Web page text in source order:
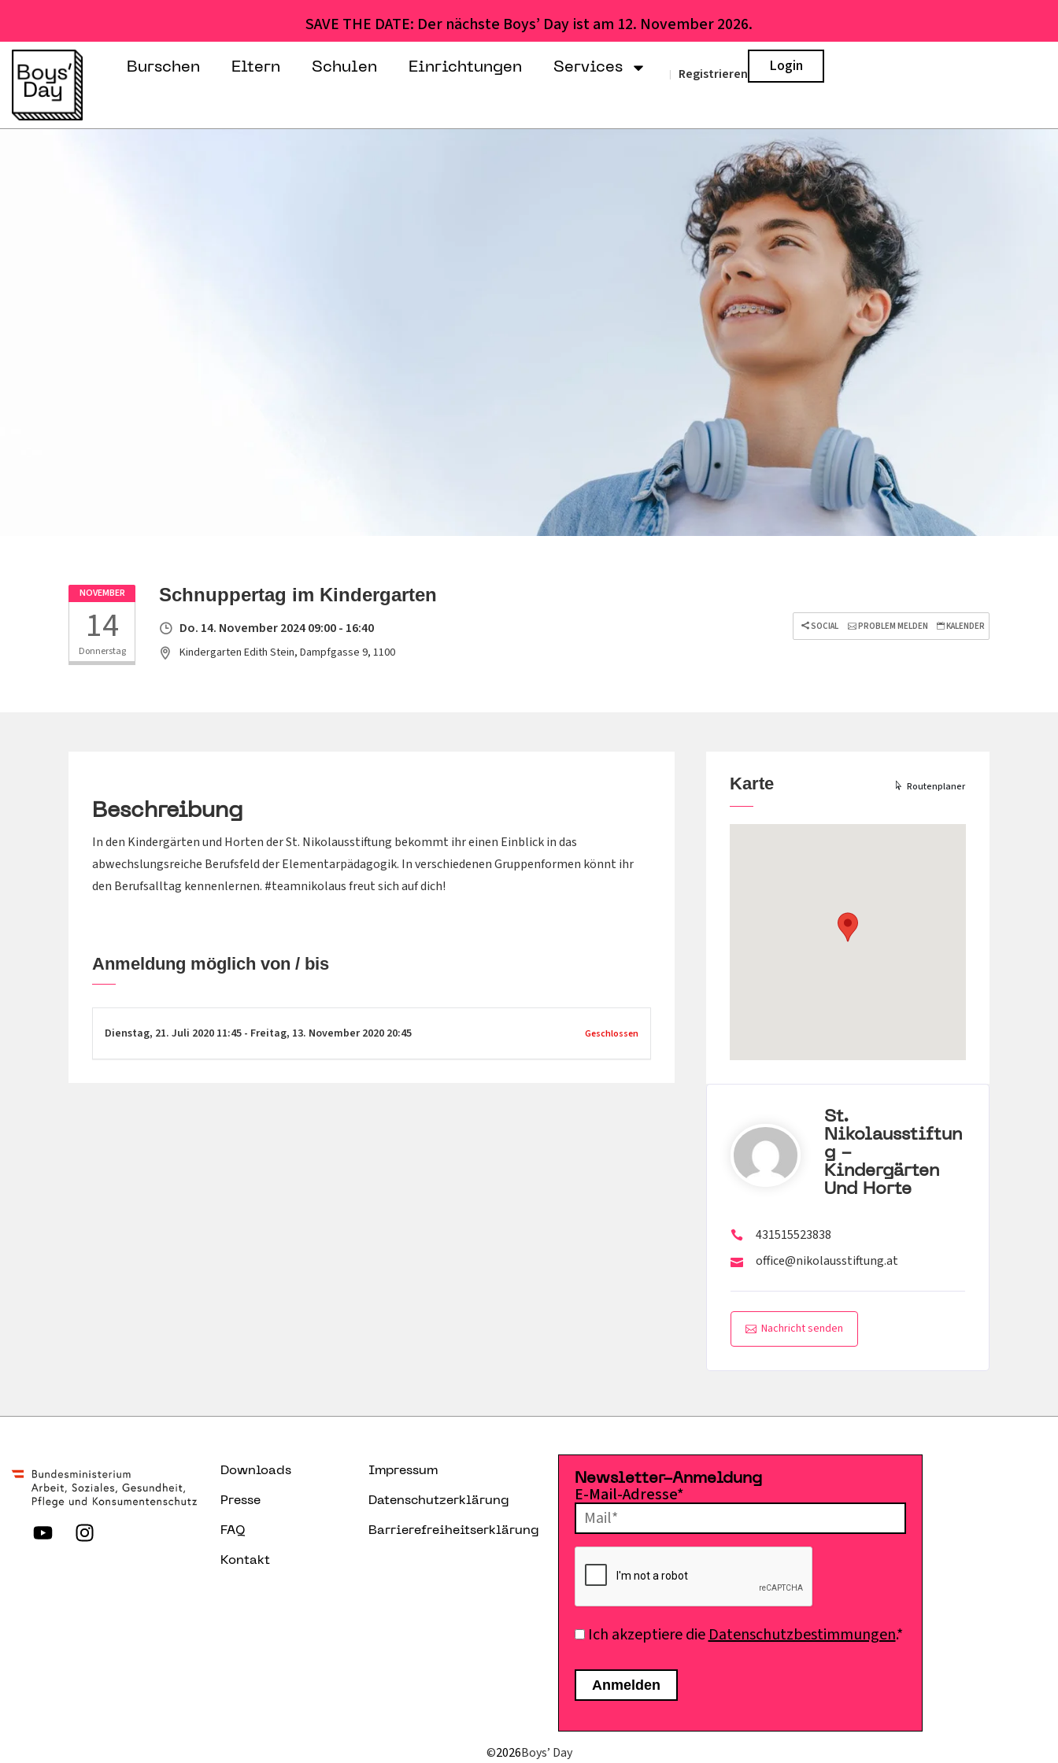
SAVE THE DATE: Der nächste Boys’ Day ist am 12. November 2026.
Burschen Eltern Schulen Einrichtungen Services | Registrieren Login
NOVEMBER
14
Donnerstag
Schnuppertag im Kindergarten
Do. 14. November 2024 09:00 - 16:40
Kindergarten Edith Stein, Dampfgasse 9, 1100
SOCIAL PROBLEM MELDEN KALENDER
Beschreibung
In den Kindergärten und Horten der St. Nikolausstiftung bekommt ihr einen Einblick in das
abwechslungsreiche Berufsfeld der Elementarpädagogik. In verschiedenen Gruppenformen könnt ihr
den Berufsalltag kennenlernen. #teamnikolaus freut sich auf dich!
Anmeldung möglich von / bis
Dienstag, 21. Juli 2020 11:45 - Freitag, 13. November 2020 20:45 Geschlossen
Karte Routenplaner
St.
Nikolausstiftun
G -
Kindergärten
Und Horte
431515523838
office@nikolausstiftung.at
Nachricht senden
Downloads
Presse
FAQ
Kontakt
Impressum
Datenschutzerklärung
Barrierefreiheitserklärung
Newsletter-Anmeldung
E-Mail-Adresse*
Ich akzeptiere dieDatenschutzbestimmungen.*
©2026Boys’ Day